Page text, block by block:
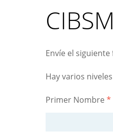
Envíe el
Hay varios
Primer Nombre *